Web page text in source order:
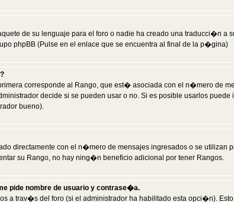
de su lenguaje para el foro o nadie ha creado una traducci�n
phpBB (Pulse en el enlace que se encuentra al final de la p�gina)
corresponde al Rango, que est� asociada con el n�mero de
decide si se pueden usar o no. Si es posible usarlos
bueno).
directamente con el n�mero de mensajes ingresados o se utilizan
su Rango, no hay ning�n beneficio adicional por tener Rangos.
pide nombre de usuario y contrase�a.
a trav�s del foro (si el administrador ha habilitado esta opci�n).